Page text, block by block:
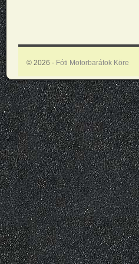
© 2026 - Fóti Motorbarátok Köre